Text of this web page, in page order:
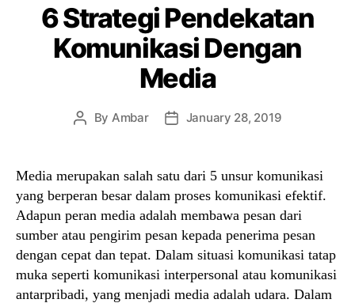
6 Strategi Pendekatan
Komunikasi Dengan
Media
Post
By Ambar
PostJanuary 28, 2019
Media merupakan salah satu dari 5 unsur komunikasi
yang berperan besar dalam proses komunikasi efektif.
Adapun peran media adalah membawa pesan dari
sumber atau pengirim pesan kepada penerima pesan
dengan cepat dan tepat. Dalam situasi komunikasi tatap
muka seperti komunikasi interpersonal atau komunikasi
antarpribadi, yang menjadi media adalah udara. Dalam